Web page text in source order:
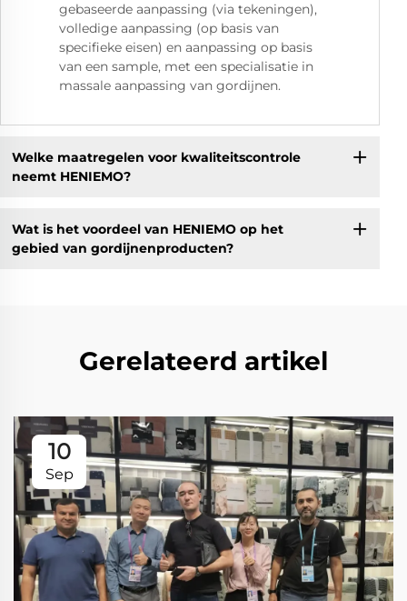
gebaseerde aanpassing (via tekeningen),
volledige aanpassing (op basis van
specifieke eisen) en aanpassing op basis
van een sample, met een specialisatie in
massale aanpassing van gordijnen.
Welke maatregelen voor kwaliteitscontrole
neemt HENIEMO?
Wat is het voordeel van HENIEMO op het
gebied van gordijnenproducten?
Gerelateerd artikel
10
Sep